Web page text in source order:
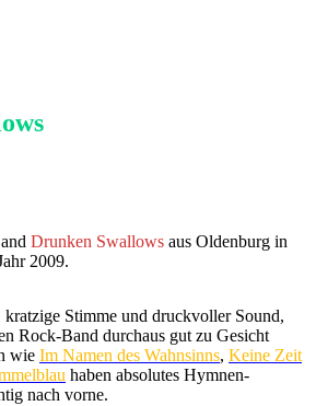
Drunken Swallows aus Oldenburg in
2009.
Stimme und druckvoller Sound,
Rock-Band durchaus gut zu Gesicht
wie Im Namen des Wahnsinns, Keine Zeit
haben absolutes Hymnen-
nach vorne.